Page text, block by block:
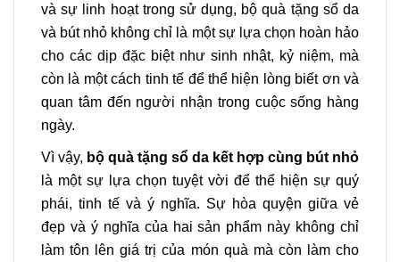
và sự linh hoạt trong sử dụng, bộ quà tặng sổ da
và bút nhỏ không chỉ là một sự lựa chọn hoàn hảo
cho các dịp đặc biệt như sinh nhật, kỷ niệm, mà
còn là một cách tinh tế để thể hiện lòng biết ơn và
quan tâm đến người nhận trong cuộc sống hàng
ngày.
Vì vậy, bộ quà tặng sổ da kết hợp cùng bút nhỏ
là một sự lựa chọn tuyệt vời để thể hiện sự quý
phái, tinh tế và ý nghĩa. Sự hòa quyện giữa vẻ
đẹp và ý nghĩa của hai sản phẩm này không chỉ
làm tôn lên giá trị của món quà mà còn làm cho